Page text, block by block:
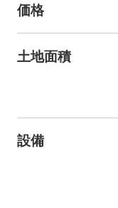
価格
土地面積
設備